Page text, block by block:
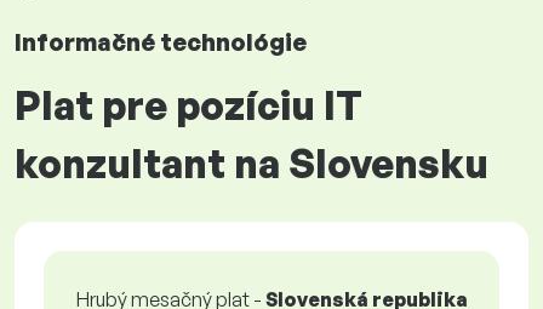
Informačné technológie
Plat pre pozíciu IT
konzultant na Slovensku
Hrubý mesačný plat - Slovenská republika